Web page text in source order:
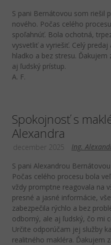
S pani Bernátovou som riešil
nového. Počas celého
spoľahnúť. Bola ochotná,
vysvetliť a vyriešiť. Celý
hladko a bez stresu.
aj ľudský prístup.
A. F.
Spokojnosť s
Alexandra
Ing.
december 2025
S pani Alexandrou
Počas celého procesu bola
vždy promptne reagovala na
presné a jasné informácie,
zabezpečila rýchlo a bez
odborný, ale aj ľudský, čo mi
Určite odporúčam jej služby
realitného makléra. Ďakujem